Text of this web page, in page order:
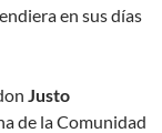
en sus días
Justo
de la Comunidad